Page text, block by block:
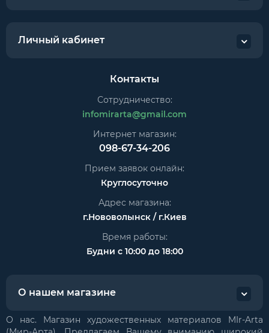
Личный кабинет
Контакты
Сотрудничество:
infomirarta@gmail.com
Интернет магазин:
098-67-34-206
Прием заявок онлайн:
Круглосуточно
Адрес магазина:
г.Нововолынск / г.Киев
Время работы:
Будни с 10:00 до 18:00
О нашем магазине
О нас. Магазин художественных материалов MIr-Arta